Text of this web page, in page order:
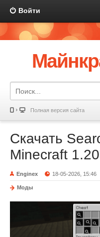
Войти
Полная версия сайта
Скачать
Minecraft
Enginex 18-05-2026, 15:46
Моды